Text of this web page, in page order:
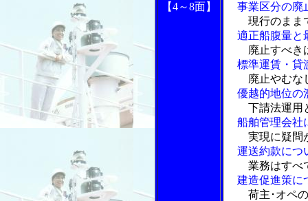
【4～8面】
事業区分の廃
現行のまま
適正船腹量と
廃止すべき
標準運賃・貸
廃止やむな
優越的地位の
下請法運用
船舶管理会社
実現に疑問
運送約款につ
業務はすべ
建造促進策に
荷主･オペ